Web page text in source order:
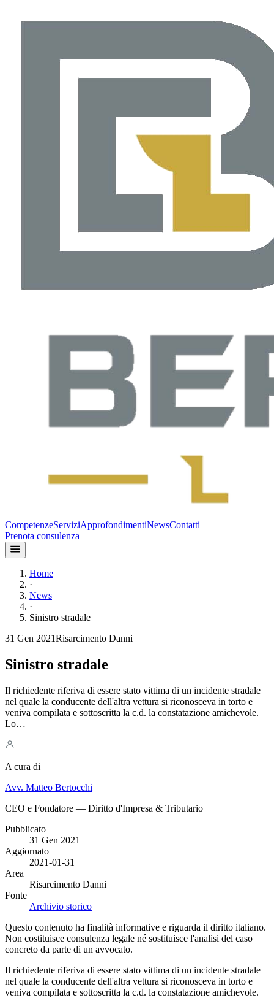
CompetenzeServiziApprofondimentiNewsContatti
Prenota consulenza
Home
·
News
·
Sinistro stradale
31 Gen 2021Risarcimento Danni
Sinistro stradale
Il richiedente riferiva di essere stato vittima di un incidente stradale
nel quale la conducente dell'altra vettura si riconosceva in torto e
veniva compilata e sottoscritta la c.d. la constatazione amichevole.
Lo…
A cura di
Avv. Matteo Bertocchi
CEO e Fondatore — Diritto d'Impresa & Tributario
Pubblicato
31 Gen 2021
Aggiornato
2021-01-31
Area
Risarcimento Danni
Fonte
Archivio storico
Questo contenuto ha finalità informative e riguarda il diritto italiano.
Non costituisce consulenza legale né sostituisce l'analisi del caso
concreto da parte di un avvocato.
Il richiedente riferiva di essere stato vittima di un incidente stradale
nel quale la conducente dell'altra vettura si riconosceva in torto e
veniva compilata e sottoscritta la c.d. la constatazione amichevole.